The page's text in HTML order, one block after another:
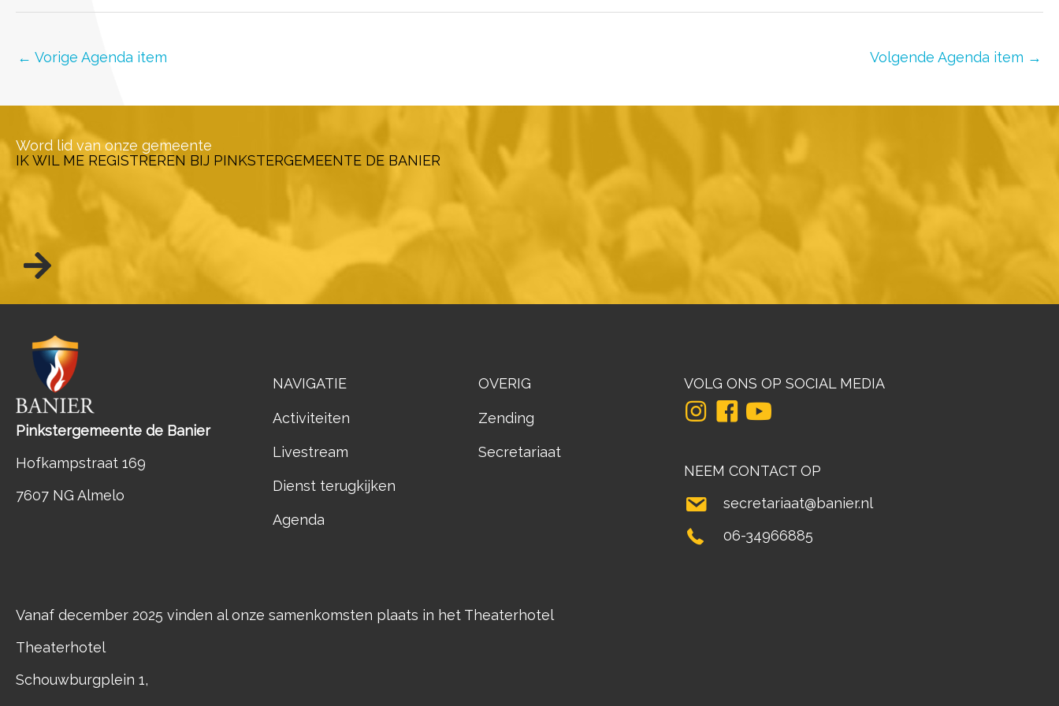
← Vorige Agenda item Volgende Agenda item →
Word lid van onze gemeente
IK WIL ME REGISTREREN BIJ PINKSTERGEMEENTE DE BANIER
Pinkstergemeente de Banier
Hofkampstraat 169
7607 NG Almelo
NAVIGATIE
Activiteiten
Livestream
Dienst terugkijken
Agenda
OVERIG
Zending
Secretariaat
VOLG ONS OP SOCIAL MEDIA
NEEM CONTACT OP
secretariaat@banier.nl
06-34966885
Vanaf december 2025 vinden al onze samenkomsten plaats in het Theaterhotel
Theaterhotel
Schouwburgplein 1,